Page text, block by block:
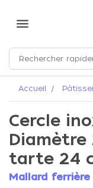
menu
Accueil
Cercle
Diamètre
tarte 24
Mallard ferrière